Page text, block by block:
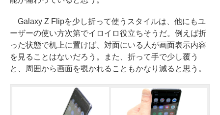
Galaxy Z Flipを少し折って使うスタイルは、他にもユ
ーザーの使い方次第でイロイロ役立ちそうだ。例えば折
った状態で机上に置けば、対面にいる人が画面表示内容
を見ることはないだろう。また、折って手で少し覆う
と、周囲から画面を覗かれることもかなり減ると思う。